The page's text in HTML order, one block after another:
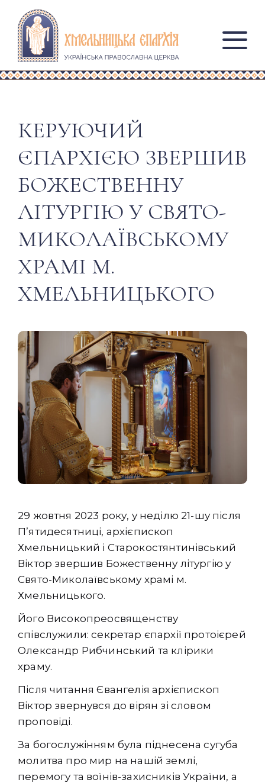
КЕРУЮЧИЙ
ЄПАРХІЄЮ ЗВЕРШИВ
БОЖЕСТВЕННУ
ЛІТУРГІЮ У СВЯТО-
МИКОЛАЇВСЬКОМУ
ХРАМІ М.
ХМЕЛЬНИЦЬКОГО
29 жовтня 2023 року, у неділю 21-шу після
Пʼятидесятниці, архієпископ
Хмельницький і Старокостянтинівський
Віктор звершив Божественну літургію у
Свято-Миколаївському храмі м.
Хмельницького.
Його Високопреосвященству
співслужили: секретар єпархії протоієрей
Олександр Рибчинський та клірики
храму.
Після читання Євангелія архієпископ
Віктор звернувся до вірян зі словом
проповіді.
За богослужінням була піднесена сугуба
молитва про мир на нашій землі,
перемогу та воїнів-захисників України, а